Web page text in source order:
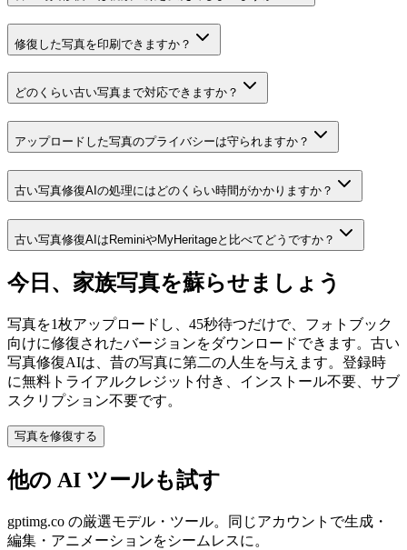
修復した写真を印刷できますか？
どのくらい古い写真まで対応できますか？
アップロードした写真のプライバシーは守られますか？
古い写真修復AIの処理にはどのくらい時間がかかりますか？
古い写真修復AIはReminiやMyHeritageと比べてどうですか？
今日、家族写真を蘇らせましょう
写真を1枚アップロードし、45秒待つだけで、フォトブック
向けに修復されたバージョンをダウンロードできます。古い
写真修復AIは、昔の写真に第二の人生を与えます。登録時
に無料トライアルクレジット付き、インストール不要、サブ
スクリプション不要です。
写真を修復する
他の AI ツールも試す
gptimg.co の厳選モデル・ツール。同じアカウントで生成・
編集・アニメーションをシームレスに。